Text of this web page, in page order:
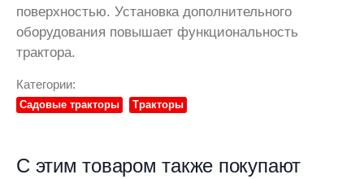
поверхностью. Установка дополнительного
оборудования повышает функциональность
трактора.
Категории:
Садовые тракторы Тракторы
С этим товаром также покупают